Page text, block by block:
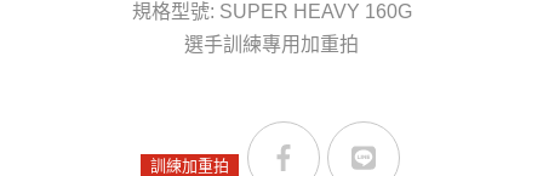
規格型號: SUPER HEAVY 160G
選手訓練專用加重拍
訓練加重拍